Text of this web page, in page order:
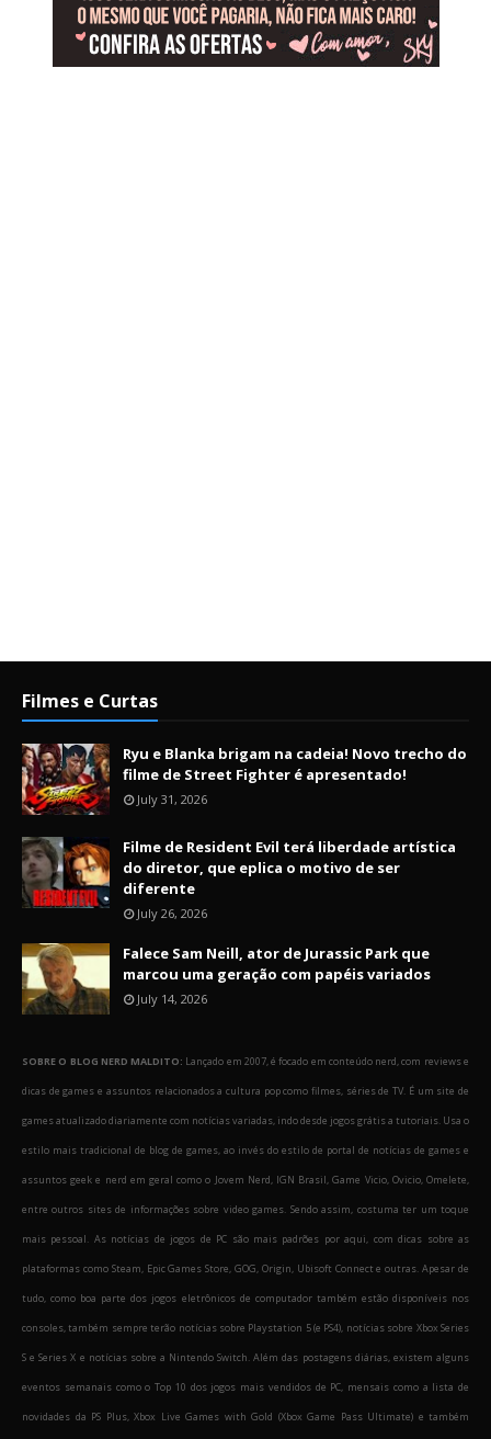
Filmes e Curtas
Ryu e Blanka brigam na cadeia! Novo trecho do
filme de Street Fighter é apresentado!
July 31, 2026
Filme de Resident Evil terá liberdade artística
do diretor, que eplica o motivo de ser
diferente
July 26, 2026
Falece Sam Neill, ator de Jurassic Park que
marcou uma geração com papéis variados
July 14, 2026
SOBRE O BLOG NERD MALDITO: Lançado em 2007, é focado em conteúdo nerd, com reviews e
dicas de games e assuntos relacionados a cultura pop como filmes, séries de TV. É um site de
games atualizado diariamente com notícias variadas, indo desde jogos grátis a tutoriais. Usa o
estilo mais tradicional de blog de games, ao invés do estilo de portal de notícias de games e
assuntos geek e nerd em geral como o Jovem Nerd, IGN Brasil, Game Vicio, Ovicio, Omelete,
entre outros sites de informações sobre video games. Sendo assim, costuma ter um toque
mais pessoal. As notícias de jogos de PC são mais padrões por aqui, com dicas sobre as
plataformas como Steam, Epic Games Store, GOG, Origin, Ubisoft Connect e outras. Apesar de
tudo, como boa parte dos jogos eletrônicos de computador também estão disponíveis nos
consoles, também sempre terão notícias sobre Playstation 5 (e PS4), notícias sobre Xbox Series
S e Series X e notícias sobre a Nintendo Switch. Além das postagens diárias, existem alguns
eventos semanais como o Top 10 dos jogos mais vendidos de PC, mensais como a lista de
novidades da PS Plus, Xbox Live Games with Gold (Xbox Game Pass Ultimate) e também